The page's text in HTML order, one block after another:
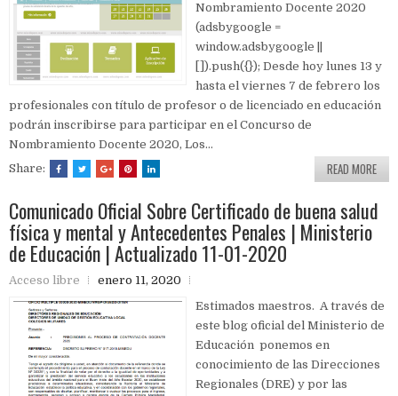
Nombramiento Docente 2020
(adsbygoogle =
window.adsbygoogle ||
[]).push({}); Desde hoy lunes 13 y
hasta el viernes 7 de febrero los
profesionales con título de profesor o de licenciado en educación
podrán inscribirse para participar en el Concurso de
Nombramiento Docente 2020, Los...
Share:
READ MORE
Comunicado Oficial Sobre Certificado de buena salud
física y mental y Antecedentes Penales | Ministerio
de Educación | Actualizado 11-01-2020
Acceso libre
enero 11, 2020
Estimados maestros. A través de
este blog oficial del Ministerio de
Educación ponemos en
conocimiento de las Direcciones
Regionales (DRE) y por las